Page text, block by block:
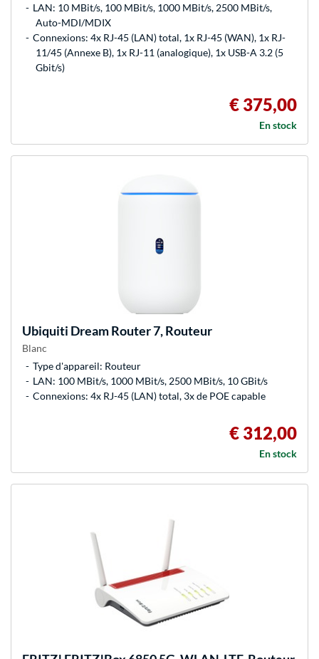
LAN: 10 MBit/s, 100 MBit/s, 1000 MBit/s, 2500 MBit/s,
Auto-MDI/MDIX
Connexions: 4x RJ-45 (LAN) total, 1x RJ-45 (WAN), 1x RJ-
11/45 (Annexe B), 1x RJ-11 (analogique), 1x USB-A 3.2 (5
Gbit/s)
€ 375,00
En stock
Ubiquiti Dream Router 7, Routeur
Blanc
Type d'appareil: Routeur
LAN: 100 MBit/s, 1000 MBit/s, 2500 MBit/s, 10 GBit/s
Connexions: 4x RJ-45 (LAN) total, 3x de POE capable
€ 312,00
En stock